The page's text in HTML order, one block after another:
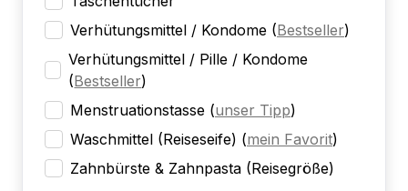
Verhütungsmittel / Kondome (Bestseller)
Verhütungsmittel / Pille / Kondome
(Bestseller)
Menstruationstasse (unser Tipp)
Waschmittel (Reiseseife) (mein Favorit)
Zahnbürste & Zahnpasta (Reisegröße)